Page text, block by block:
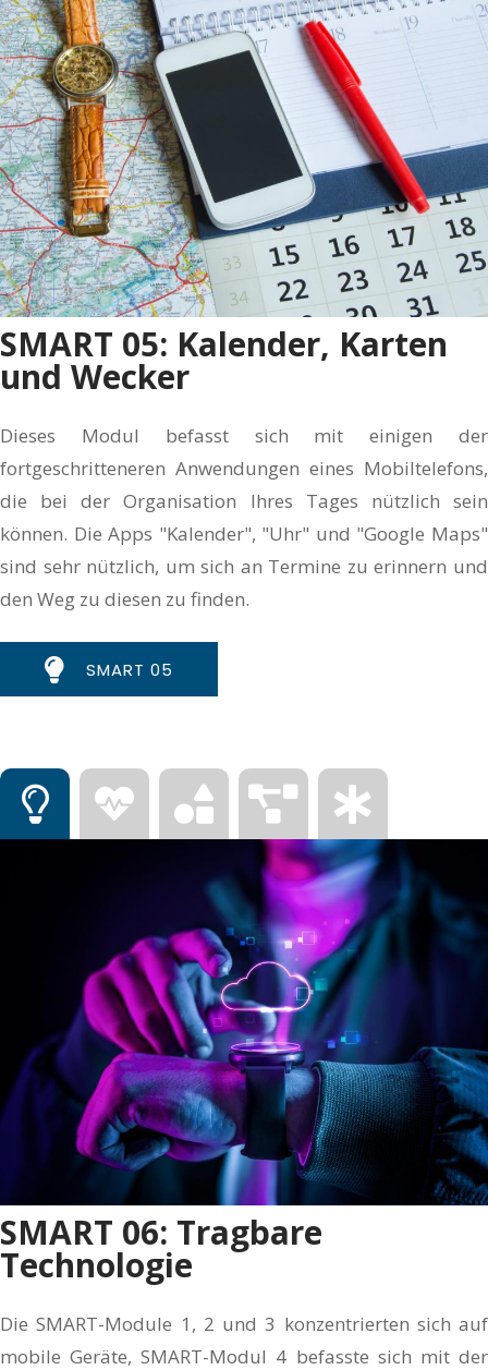
SMART 05: Kalender, Karten
und Wecker
Dieses Modul befasst sich mit einigen der
fortgeschritteneren Anwendungen eines Mobiltelefons,
die bei der Organisation Ihres Tages nützlich sein
können. Die Apps "Kalender", "Uhr" und "Google Maps"
sind sehr nützlich, um sich an Termine zu erinnern und
den Weg zu diesen zu finden.
SMART 05
SMART 06: Tragbare
Technologie
Die SMART-Module 1, 2 und 3 konzentrierten sich auf
mobile Geräte, SMART-Modul 4 befasste sich mit der